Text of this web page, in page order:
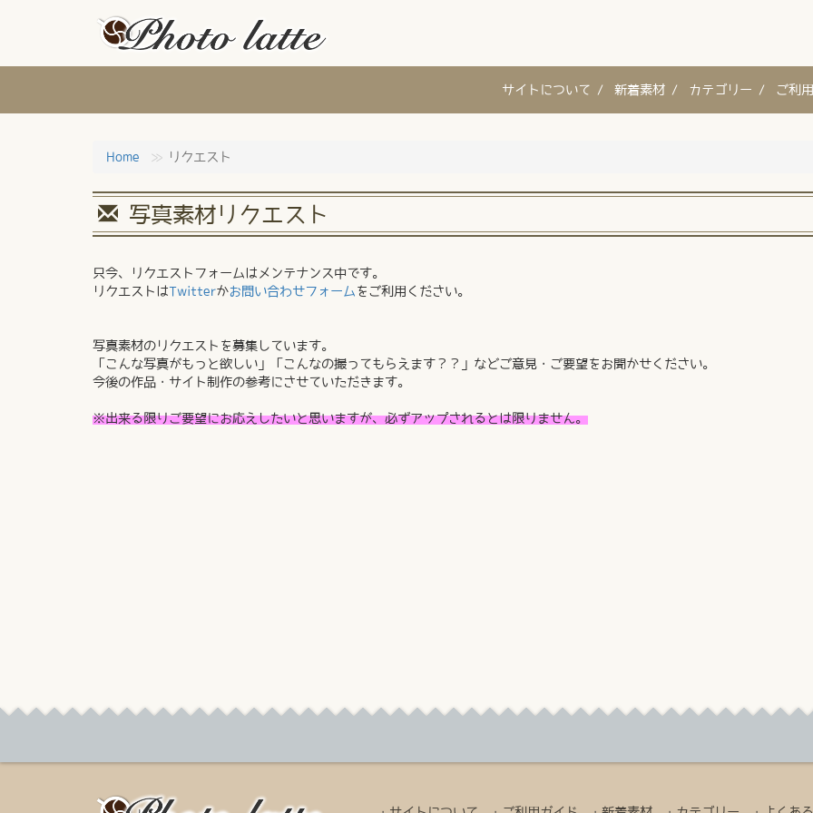
サイトについて / 新着素材 / カテゴリー / ご利
Home リクエスト
写真素材リクエスト
只今、リクエストフォームはメンテナンス中です。
リクエストはTwitterかお問い合わせフォーム をご利用ください。
写真素材のリクエストを募集しています。
「こんな写真がもっと欲しい」「こんなの撮ってもらえます？？」などご意見・ご要望をお聞かせください。
今後の作品・サイト制作の参考にさせていただきます。
※出来る限りご要望にお応えしたいと思いますが、必ずアップされるとは限りません。